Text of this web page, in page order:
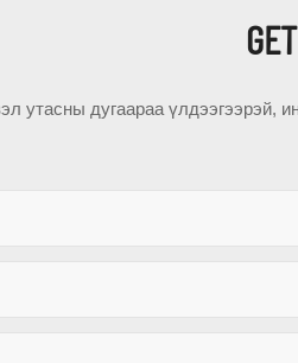
утасны дугаараа үлдээгээрэй,